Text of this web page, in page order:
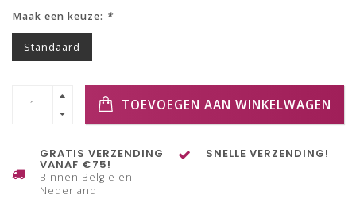
Maak een keuze: *
Standaard
TOEVOEGEN AAN WINKELWAGEN
GRATIS VERZENDING
VANAF €75!
Binnen België en
Nederland
SNELLE VERZENDING!